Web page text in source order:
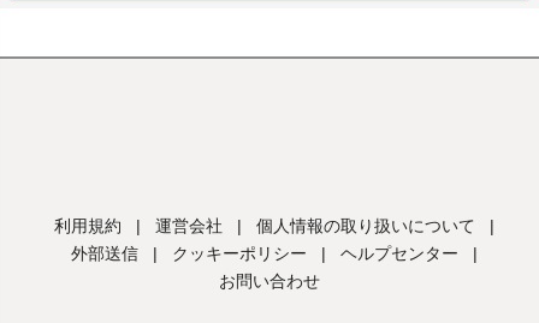
利用規約 | 運営会社 | 個人情報の取り扱いについて
|
外部送信
| クッキーポリシー | ヘルプセンター
|
お問い合わせ